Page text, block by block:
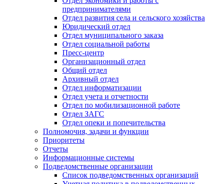
предпринимателями
Отдел развития села и сельского хозяйства
Юридический отдел
Отдел муниципального заказа
Отдел социальной работы
Пресс-центр
Организационный отдел
Общий отдел
Архивный отдел
Отдел информатизации
Отдел учета и отчетности
Отдел по мобилизационной работе
Отдел ЗАГС
Отдел опеки и попечительства
Полномочия, задачи и функции
Приоритеты
Отчеты
Информационные системы
Подведомственные организации
Список подведомственных организаций